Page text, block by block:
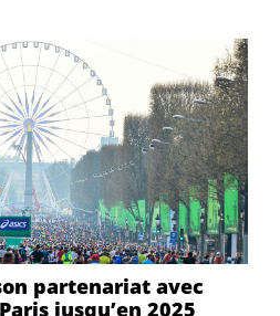
partenariat avec
jusqu’en 2025